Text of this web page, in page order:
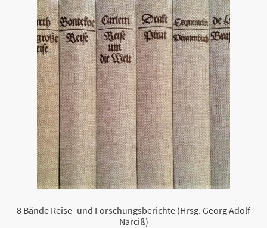
8 Bände Reise- und Forschungsberichte (Hrsg. Georg Adolf
Narciß)